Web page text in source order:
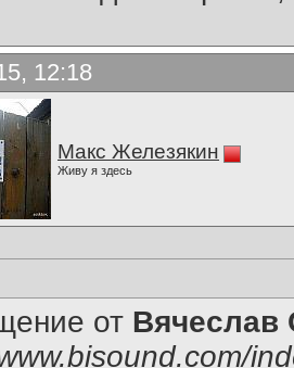
12:18
Макс Железякин
Живу я здесь
от Вячеслав